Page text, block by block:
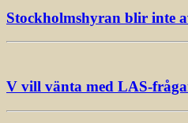
Stockholmshyran blir inte
V vill vänta med LAS-